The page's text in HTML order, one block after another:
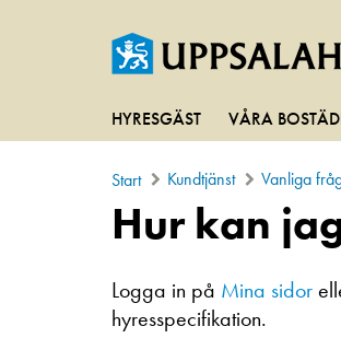
HYRESGÄST VÅRA
Start Kundtjänst Vanliga
Hur kan
Logga in på Mina sidor
hyresspecifikation.